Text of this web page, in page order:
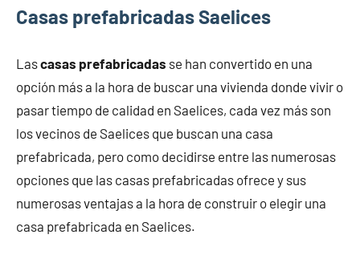
Casas prefabricadas Saelices
Lascasas prefabricadas se han convertido en una
opción más a la hora de buscar una vivienda donde vivir o
pasar tiempo de calidad en Saelices, cada vez más son
los vecinos de Saelices que buscan una casa
prefabricada, pero como decidirse entre las numerosas
opciones que las casas prefabricadas ofrece y sus
numerosas ventajas a la hora de construir o elegir una
casa prefabricada en Saelices.